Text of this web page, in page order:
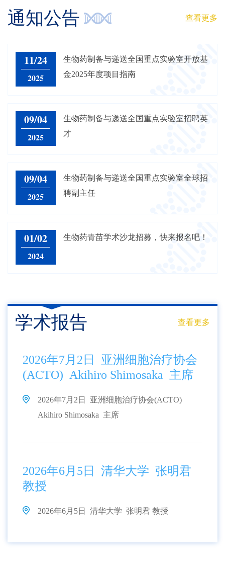
通知公告 查看更多
11/24
2025
生物药制备与递送全国重点实验室开放基
金2025年度项目指南
09/04
2025
生物药制备与递送全国重点实验室招聘英
才
09/04
2025
生物药制备与递送全国重点实验室全球招
聘副主任
01/02
2024
生物药青苗学术沙龙招募，快来报名吧！
学术报告 查看更多
2026年7月2日 亚洲细胞治疗协会
(ACTO) Akihiro Shimosaka 主席
2026年7月2日 亚洲细胞治疗协会(ACTO)
Akihiro Shimosaka 主席
2026年6月5日 清华大学 张明君
教授
2026年6月5日 清华大学 张明君 教授